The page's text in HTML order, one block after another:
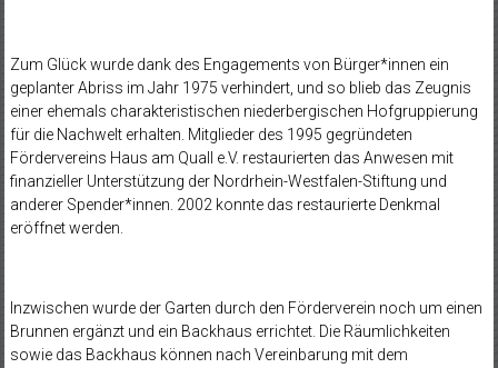
Zum Glück wurde dank des Engagements von Bürger*innen ein
geplanter Abriss im Jahr 1975 verhindert, und so blieb das Zeugnis
einer ehemals charakteristischen niederbergischen Hofgruppierung
für die Nachwelt erhalten. Mitglieder des 1995 gegründeten
Fördervereins Haus am Quall e.V. restaurierten das Anwesen mit
finanzieller Unterstützung der Nordrhein-Westfalen-Stiftung und
anderer Spender*innen. 2002 konnte das restaurierte Denkmal
eröffnet werden.
Inzwischen wurde der Garten durch den Förderverein noch um einen
Brunnen ergänzt und ein Backhaus errichtet. Die Räumlichkeiten
sowie das Backhaus können nach Vereinbarung mit dem